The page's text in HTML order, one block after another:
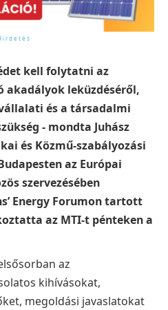
kell folytatni az
leküzdéséről,
és a társadalmi
- mondta Juhász
és Közmű-szabályozási
az Európai
szervezésében
Energy Forumon tartott
az MTI-t pénteken a
az
kihívásokat,
megoldási javaslatokat